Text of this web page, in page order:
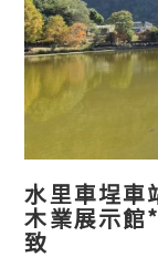
水里車埕車
木業展示館
致